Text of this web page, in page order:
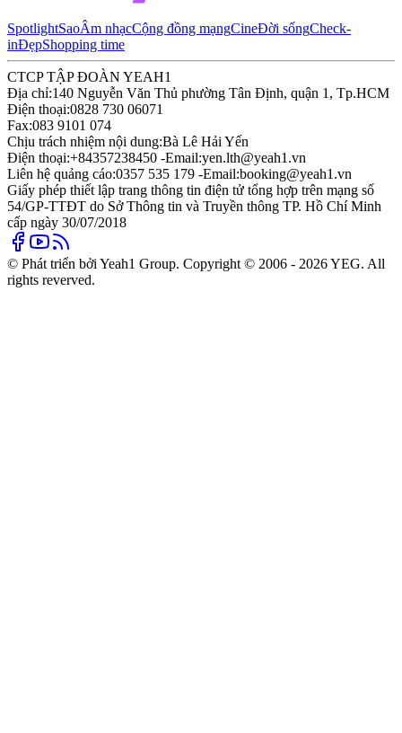
SpotlightSaoÂm nhạcCộng đồng mạngCineĐời sốngCheck-
inĐẹpShopping time
CTCP TẬP ĐOÀN YEAH1
Địa chỉ:140 Nguyễn Văn Thủ phường Tân Định, quận 1, Tp.HCM
Điện thoại:0828 730 06071
Fax:083 9101 074
Chịu trách nhiệm nội dung:Bà Lê Hải Yến
Điện thoại:+84357238450 -Email:yen.lth@yeah1.vn
Liên hệ quảng cáo:0357 535 179 -Email:booking@yeah1.vn
Giấy phép thiết lập trang thông tin điện tử tổng hợp trên mạng số
54/GP-TTĐT do Sở Thông tin và Truyền thông TP. Hồ Chí Minh
cấp ngày 30/07/2018
© Phát triển bởi Yeah1 Group. Copyright © 2006 - 2026 YEG. All
rights reverved.